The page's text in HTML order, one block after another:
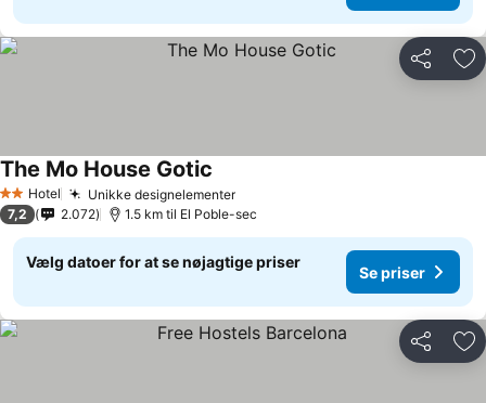
Del
2 Stjerner
Hotel Unikke designelementer
The Mo House Gotic
7,2 2.072 1.5 km til El Poble-sec
Vælg datoer for at se nøjagtige priser
Se priser
Del